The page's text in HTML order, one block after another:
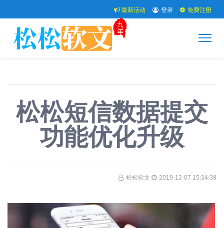
最新活动 登录 免费注册
松松短信数据提交
功能优化升级
松松软文 2019-12-07 15:34:38